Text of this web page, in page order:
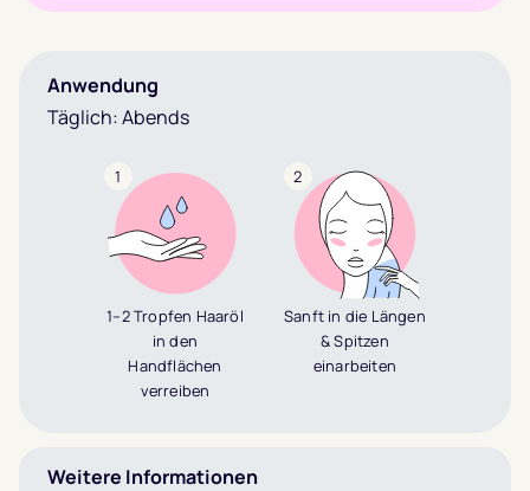
Anwendung
Täglich: Abends
1
1–2 Tropfen Haaröl
in den
Handflächen
verreiben
2
Sanft in die Längen
& Spitzen
einarbeiten
Weitere Informationen